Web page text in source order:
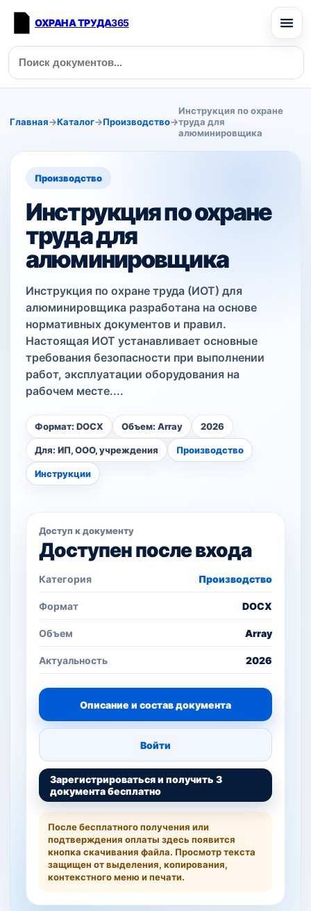
ОХРАНА ТРУДА365
Главная→Каталог→Производство→
Инструкция по охране
труда для
алюминировщика
Производство
Инструкция по охране
труда для
алюминировщика
Инструкция по охране труда (ИОТ) для
алюминировщика разработана на основе
нормативных документов и правил.
Настоящая ИОТ устанавливает основные
требования безопасности при выполнении
работ, эксплуатации оборудования на
рабочем месте....
Формат: DOCX Объем: Array 2026
Для: ИП, ООО, учреждения Производство
Инструкции
Доступ к документу
Доступен после входа
Категория Производство
Формат DOCX
Объем Array
Актуальность 2026
Описание и состав документа
Войти
Зарегистрироваться и получить 3
документа бесплатно
После бесплатного получения или
подтверждения оплаты здесь появится
кнопка скачивания файла. Просмотр текста
защищен от выделения, копирования,
контекстного меню и печати.